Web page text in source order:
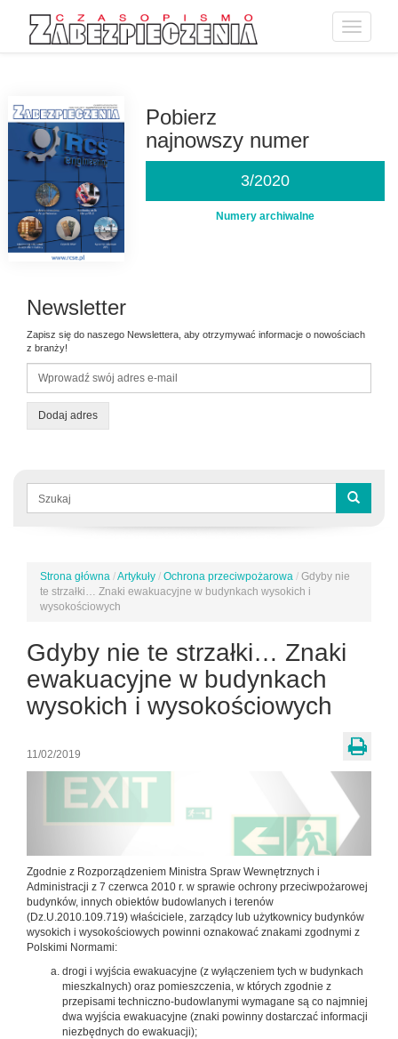
Toggle
Pobierz
najnowszy numer
3/2020
Numery archiwalne
Newsletter
Zapisz się do naszego Newslettera, aby otrzymywać informacje o nowościach
z branży!
Dodaj adres
Formularz
wyszukiwania
Jesteś
tutaj
Strona główna /Artykuły / Ochrona przeciwpożarowa / Gdyby nie
te strzałki… Znaki ewakuacyjne w budynkach wysokich i
wysokościowych
Gdyby nie te strzałki… Znaki
ewakuacyjne w budynkach
wysokich i wysokościowych
11/02/2019
Zgodnie z Rozporządzeniem Ministra Spraw Wewnętrznych i
Administracji z 7 czerwca 2010 r. w sprawie ochrony przeciwpożarowej
budynków, innych obiektów budowlanych i terenów
(Dz.U.2010.109.719) właściciele, zarządcy lub użytkownicy budynków
wysokich i wysokościowych powinni oznakować znakami zgodnymi z
Polskimi Normami:
drogi i wyjścia ewakuacyjne (z wyłączeniem tych w budynkach
mieszkalnych) oraz pomieszczenia, w których zgodnie z
przepisami techniczno-budowlanymi wymagane są co najmniej
dwa wyjścia ewakuacyjne (znaki powinny dostarczać informacji
niezbędnych do ewakuacji);